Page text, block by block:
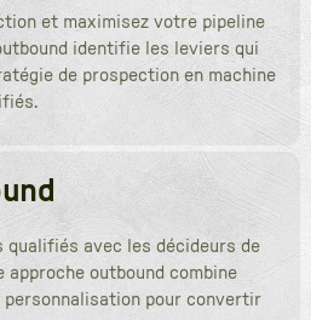
et maximisez votre pipeline
identifie les leviers qui
de prospection en machine
qualifiés avec les décideurs de
outbound combine
pour convertir